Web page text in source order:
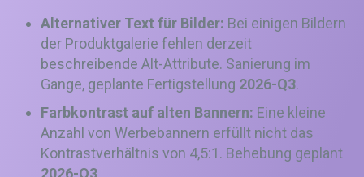
Alternativer Text für Bilder: Bei einigen Bildern
der Produktgalerie fehlen derzeit
beschreibende Alt-Attribute. Sanierung im
Gange, geplante Fertigstellung 2026-Q3.
Farbkontrast auf alten Bannern: Eine kleine
Anzahl von Werbebannern erfüllt nicht das
Kontrastverhältnis von 4,5:1. Behebung geplant
2026-Q3.